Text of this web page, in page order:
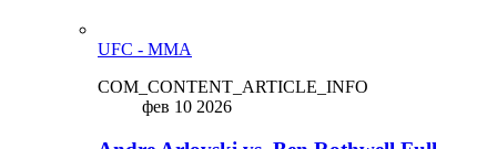
UFC - MMA
COM_CONTENT_ARTICLE_INFO
фев 10 2026